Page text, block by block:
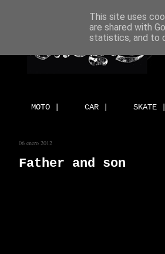
MOTO | CAR | SKATE |
06 enero 2012
Father and son
This site uses
are shared with
statistics, and to